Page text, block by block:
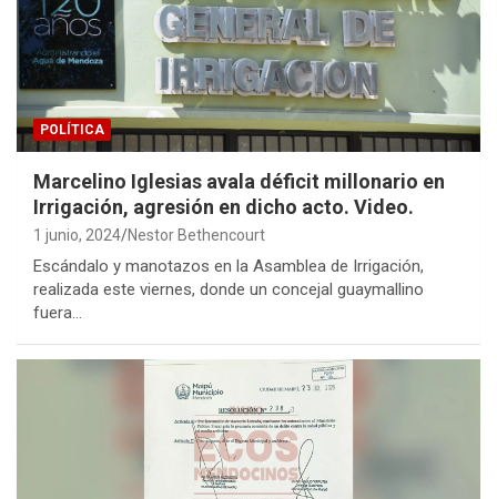
POLÍTICA
Marcelino Iglesias avala déficit millonario en
Irrigación, agresión en dicho acto. Video.
1 junio, 2024 Nestor Bethencourt
Escándalo y manotazos en la Asamblea de Irrigación,
realizada este viernes, donde un concejal guaymallino
fuera…